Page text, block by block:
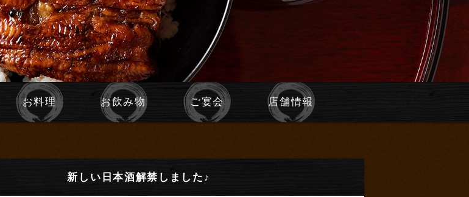
お料理 お飲み物 ご宴会 店舗情報
新しい日本酒解禁しました♪